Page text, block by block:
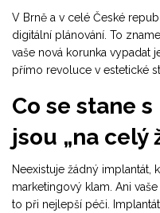
V Brně a v celé České
digitální plánování. To
vaše nová korunka vypadat
přímo revoluce v estetické
Co se stane
jsou „na celý
Neexistuje žádný implantát,
marketingový klam. Ani
to při nejlepší péči.